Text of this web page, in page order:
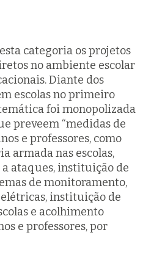
categoria os projetos
no ambiente escolar
Diante dos
escolas no primeiro
foi monopolizada
preveem “medidas de
e professores, como
armada nas escolas,
ataques, instituição de
de monitoramento,
instituição de
e acolhimento
e professores, por